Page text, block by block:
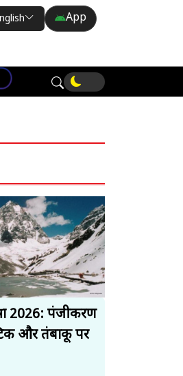
Translate
App
2026: पंजीकरण
और तंबाकू पर